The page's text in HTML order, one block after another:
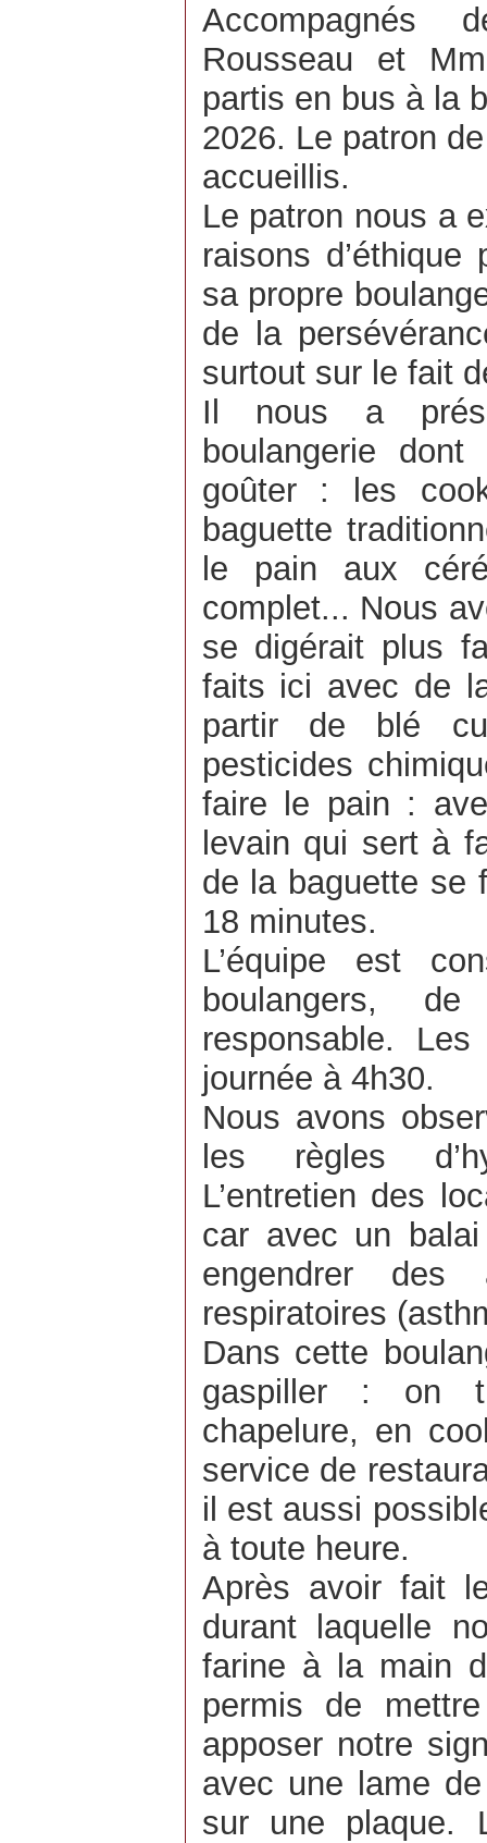
Accompagnés
Rousseau et
partis en bus à la
2026. Le patron
accueillis.
Le patron nous a
raisons d’éthique
sa propre
de la
surtout sur le fait
Il nous a
boulangerie
goûter : les
baguette
le pain aux
complet... Nous
se digérait plus
faits ici avec de
partir de blé
pesticides
faire le pain :
levain qui sert à
de la baguette se
18 minutes.
L’équipe est
boulangers,
responsable.
journée à 4h30.
Nous avons
les règles
L’entretien des
car avec un
engendrer des
respiratoires
Dans cette
gaspiller : on
chapelure, en
service de
il est aussi
à toute heure.
Après avoir fait
durant laquelle
farine à la main
permis de
apposer notre
avec une lame
sur une plaque.